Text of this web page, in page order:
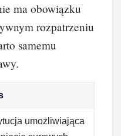
ma obowiązku
rozpatrzeniu
samemu
umożliwiająca